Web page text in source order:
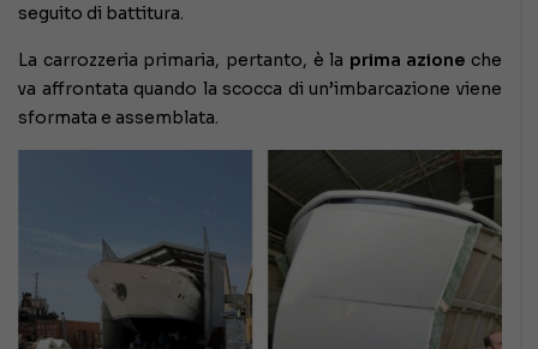
seguito di battitura.
La carrozzeria primaria, pertanto, è la prima azione che
va affrontata quando la scocca di un’imbarcazione viene
sformata e assemblata.